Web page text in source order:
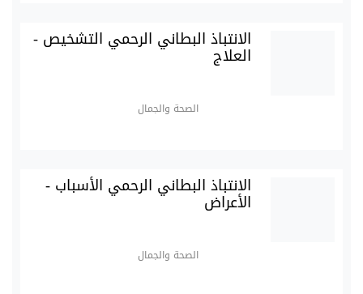
الانتباذ البطاني الرحمي التشخيص -
العلاج
الصحة والجمال
الانتباذ البطاني الرحمي الأسباب -
الأعراض
الصحة والجمال